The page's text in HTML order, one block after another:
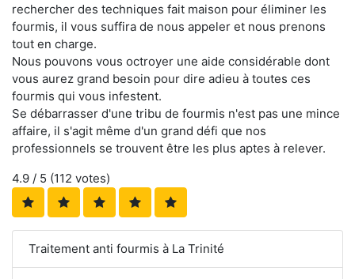
rechercher des techniques fait maison pour éliminer les
fourmis, il vous suffira de nous appeler et nous prenons
tout en charge.
Nous pouvons vous octroyer une aide considérable dont
vous aurez grand besoin pour dire adieu à toutes ces
fourmis qui vous infestent.
Se débarrasser d'une tribu de fourmis n'est pas une mince
affaire, il s'agit même d'un grand défi que nos
professionnels se trouvent être les plus aptes à relever.
4.9 / 5 (112 votes)
Traitement anti fourmis à La Trinité